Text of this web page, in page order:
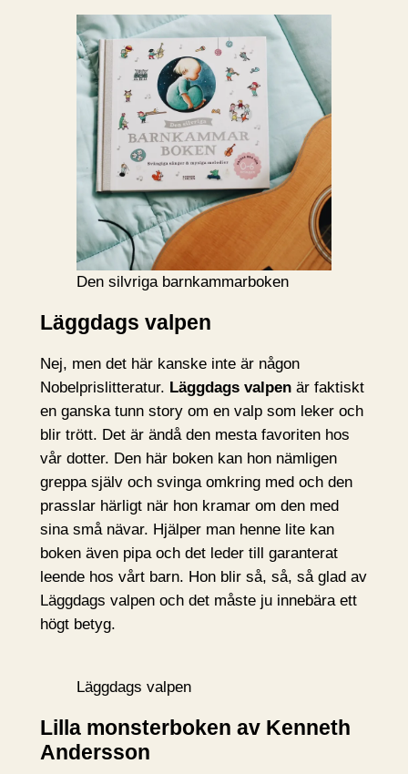
Den silvriga barnkammarboken
Läggdags valpen
Nej, men det här kanske inte är någon
Nobelprislitteratur. Läggdags valpenär faktiskt
en ganska tunn story om en valp som leker och
blir trött. Det är ändå den mesta favoriten hos
vår dotter. Den här boken kan hon nämligen
greppa själv och svinga omkring med och den
prasslar härligt när hon kramar om den med
sina små nävar. Hjälper man henne lite kan
boken även pipa och det leder till garanterat
leende hos vårt barn. Hon blir så, så, så glad av
Läggdags valpen och det måste ju innebära ett
högt betyg.
Läggdags valpen
Lilla monsterboken av Kenneth
Andersson